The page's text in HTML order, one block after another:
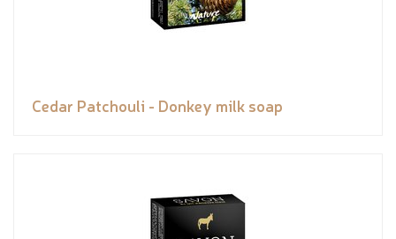
Cedar Patchouli - Donkey milk soap